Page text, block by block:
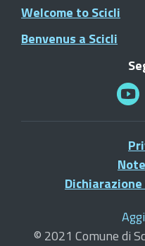
Welcome to Scicli
Benvenus a Scicli
© 2021 Comune di